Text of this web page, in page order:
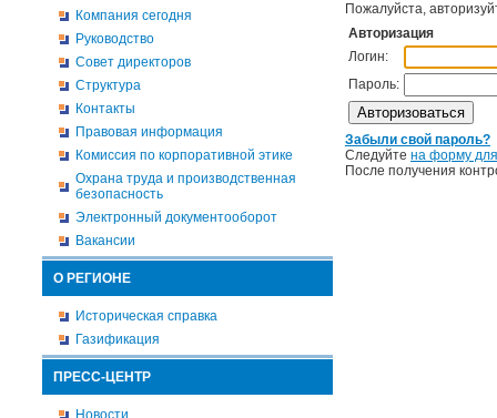
Компания сегодня
Руководство
Совет директоров
Структура
Контакты
Правовая информация
Комиссия по корпоративной этике
Охрана труда и производственная
безопасность
Электронный документооборот
Вакансии
О РЕГИОНЕ
Историческая справка
Газификация
ПРЕСС-ЦЕНТР
Новости
Пожалуйста,
Авторизация
Логин:
Пароль:
Забыли свой пароль?
Следуйте на форму
После получения